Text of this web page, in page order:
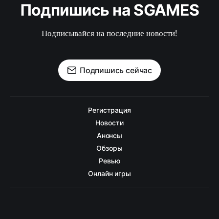
Подпишись на SGAMES
Подписывайся на последние новости!
Подпишись сейчас
Регистрация
Новости
Анонсы
Обзоры
Ревью
Онлайн игры